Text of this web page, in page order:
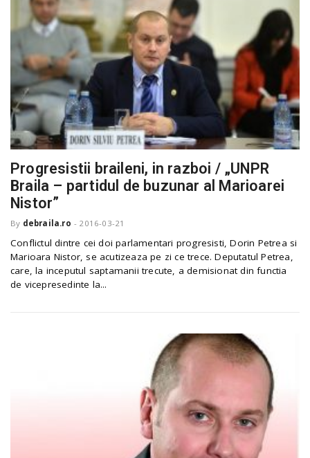
Progresistii braileni, in razboi / „UNPR
Braila – partidul de buzunar al Marioarei
Nistor”
By debraila.ro - 2016-03-21
Conflictul dintre cei doi parlamentari progresisti, Dorin Petrea si
Marioara Nistor, se acutizeaza pe zi ce trece. Deputatul Petrea,
care, la inceputul saptamanii trecute, a demisionat din functia
de vicepresedinte la...